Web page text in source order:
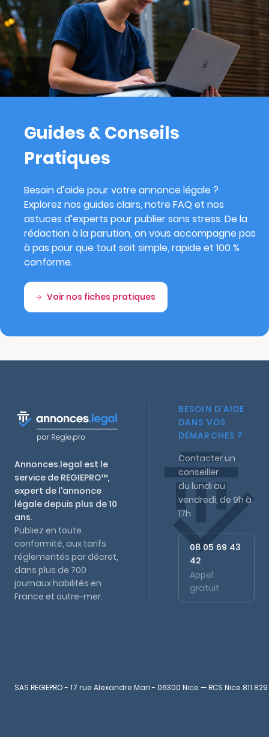
Guides & Conseils
Pratiques
Besoin d’aide pour votre annonce légale ?
Explorez nos guides clairs, notre FAQ et nos
astuces d’experts pour publier sans stress. De la
rédaction à la parution, on vous accompagne pas
à pas pour que tout soit simple, rapide et 100 %
conforme.
Voir nos fiches pratiques
Annonces.legal est le
service de REGIEPRO™,
expert de l'annonce
légale depuis plus de 10
ans.
Publiez en toute
conformité, aux tarifs
réglementés par décret,
dans plus de 700
journaux habilités en
France et outre-mer.
BESOIN D'AIDE
DANS VOS
DÉMARCHES ?
Contacter un
conseiller
du lundi au
vendredi, de 9h à
17h
08 05 69 43
42
Appel
gratuit
SAS REGIEPRO - 17 rue Alexandre Mari - 06300 Nice — RCS Nice 811